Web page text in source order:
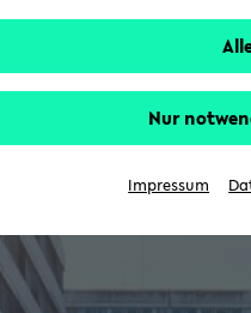
Nur
Impressum